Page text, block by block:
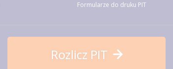
Formularze do druku PIT
Rozlicz PIT